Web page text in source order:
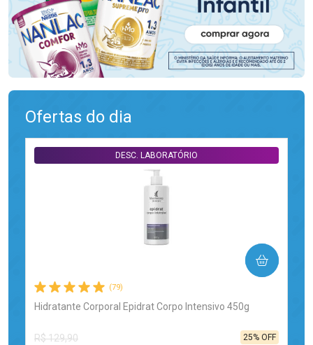
Ofertas do dia
(79)
Hidratante Corporal Epidrat Corpo Intensivo 450g
DESC. LABORATÓRIO
R$ 129,90
25% OFF
COMPRAR